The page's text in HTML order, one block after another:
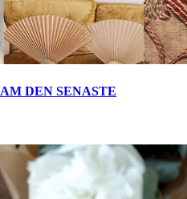
DEN SENASTE